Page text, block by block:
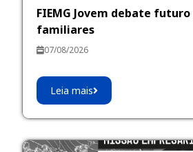
FIEMG Jovem debate
familiares
07/08/2026
Leia mais